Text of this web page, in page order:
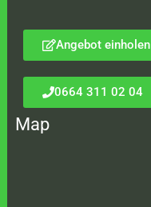
Angebot einholen
0664 311 02 04
Map